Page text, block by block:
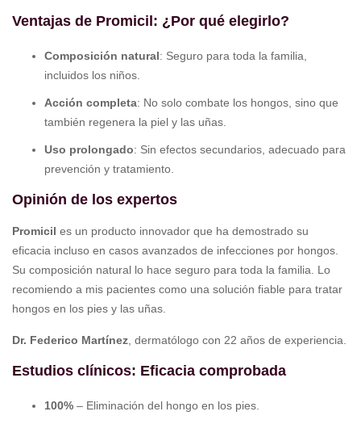
Ventajas de Promicil: ¿Por qué elegirlo?
Composición natural: Seguro para toda la familia,
incluidos los niños.
Acción completa: No solo combate los hongos, sino que
también regenera la piel y las uñas.
Uso prolongado: Sin efectos secundarios, adecuado para
prevención y tratamiento.
Opinión de los expertos
Promicil es un producto innovador que ha demostrado su
eficacia incluso en casos avanzados de infecciones por hongos.
Su composición natural lo hace seguro para toda la familia. Lo
recomiendo a mis pacientes como una solución fiable para tratar
hongos en los pies y las uñas.
Dr. Federico Martínez , dermatólogo con 22 años de experiencia.
Estudios clínicos: Eficacia comprobada
100% – Eliminación del hongo en los pies.